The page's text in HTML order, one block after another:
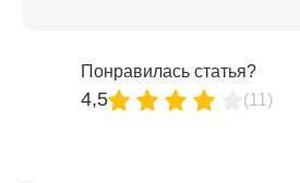
Понравилась статья?
4,5 (11)